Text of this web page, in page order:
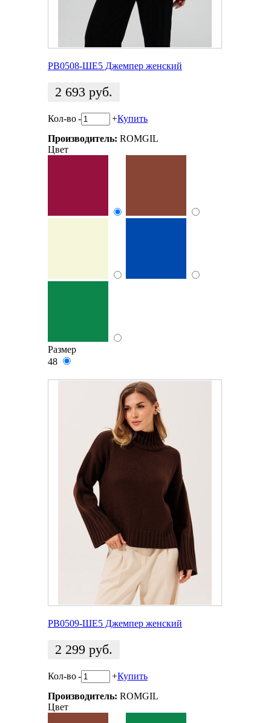
РВ0508-ШЕ5 Джемпер женский
2 693 руб.
Кол-во- +Купить
Производитель: ROMGIL
Цвет
Размер
48
РВ0509-ШЕ5 Джемпер женский
2 299 руб.
Кол-во- +Купить
Производитель: ROMGIL
Цвет